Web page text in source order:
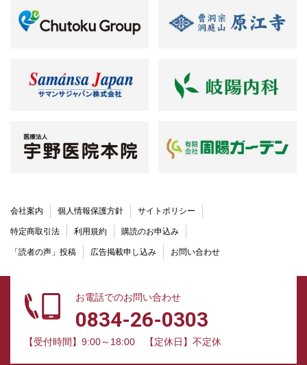
会社案内 個人情報保護方針 サイトポリシー
特定商取引法 利用規約 購読のお申込み
「読者の声」投稿 広告掲載申し込み お問い合わせ
お電話でのお問い合わせ
0834-26-0303
【受付時間】9:00～18:00 【定休日】不定休